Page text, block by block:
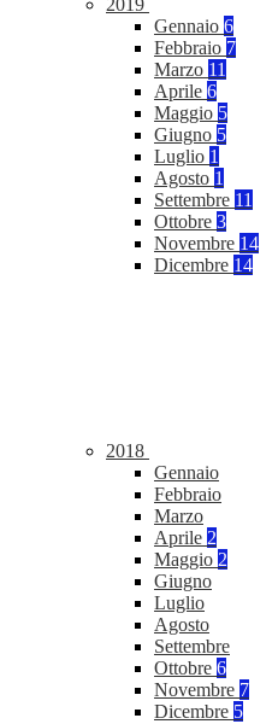
2019
Gennaio 6
Febbraio 7
Marzo 11
Aprile 6
Maggio 5
Giugno 5
Luglio 1
Agosto 1
Settembre 11
Ottobre 3
Novembre 14
Dicembre 14
2018
Gennaio
Febbraio
Marzo
Aprile 2
Maggio 2
Giugno
Luglio
Agosto
Settembre
Ottobre 6
Novembre 7
Dicembre 5